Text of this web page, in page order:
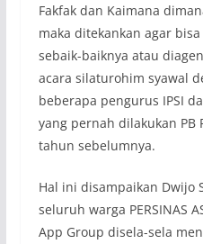
Fakfak dan Kaimana
maka ditekankan agar
sebaik-baiknya atau
acara silaturohim syawal
beberapa pengurus IPSI
yang pernah dilakukan PB
tahun sebelumnya.
Hal ini disampaikan Dwijo
seluruh warga PERSINAS
App Group disela-sela